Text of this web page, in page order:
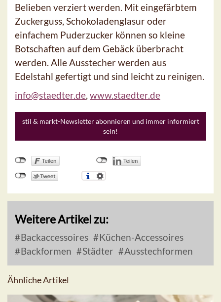
Belieben verziert werden. Mit eingefärbtem
Zuckerguss, Schokoladenglasur oder
einfachem Puderzucker können so kleine
Botschaften auf dem Gebäck überbracht
werden. Alle Ausstecher werden aus
Edelstahl gefertigt und sind leicht zu reinigen.
info@staedter.de, www.staedter.de
stil & markt-Newsletter abonnieren und immer informiert
sein!
Weitere Artikel zu:
Backaccessoires
Küchen-Accessoires
Backformen
Städter Ausstechformen
Ähnliche Artikel